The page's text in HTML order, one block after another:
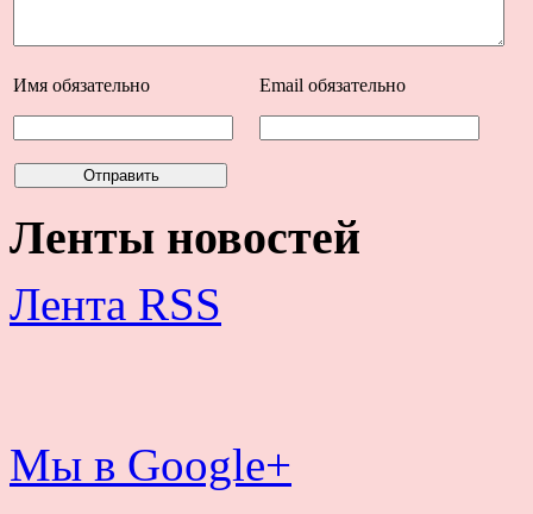
Имя обязательно Email обязательно
Ленты новостей
Лента RSS
Мы в Google+